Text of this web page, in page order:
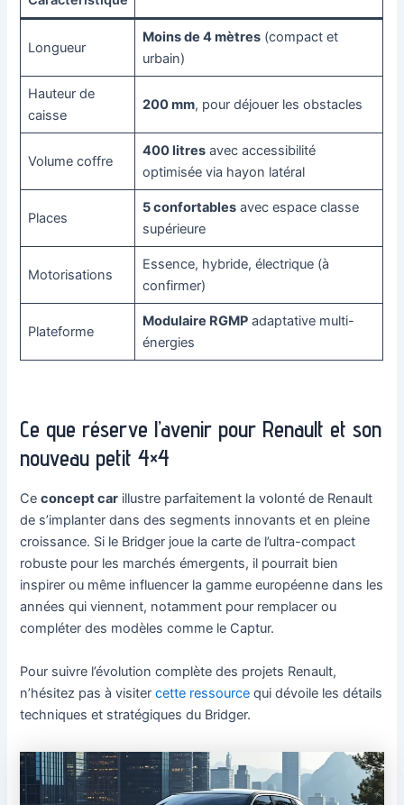
Longueur
Moins de 4 mètres(compact et
urbain)
Hauteur de
caisse
200 mm, pour déjouer les obstacles
Volume coffre
400 litresavec accessibilité
optimisée via hayon latéral
Places
5 confortablesavec espace classe
supérieure
Motorisations
Essence, hybride, électrique (à
confirmer)
Plateforme
Modulaire RGMPadaptative multi-
énergies
Ce que réserve l’avenir pour Renault et son
nouveau petit 4×4
Ceconcept car illustre parfaitement la volonté de Renault
de s’implanter dans des segments innovants et en pleine
croissance. Si le Bridger joue la carte de l’ultra-compact
robuste pour les marchés émergents, il pourrait bien
inspirer ou même influencer la gamme européenne dans les
années qui viennent, notamment pour remplacer ou
compléter des modèles comme le Captur.
Pour suivre l’évolution complète des projets Renault,
n’hésitez pas à visitercette ressource qui dévoile les détails
techniques et stratégiques du Bridger.